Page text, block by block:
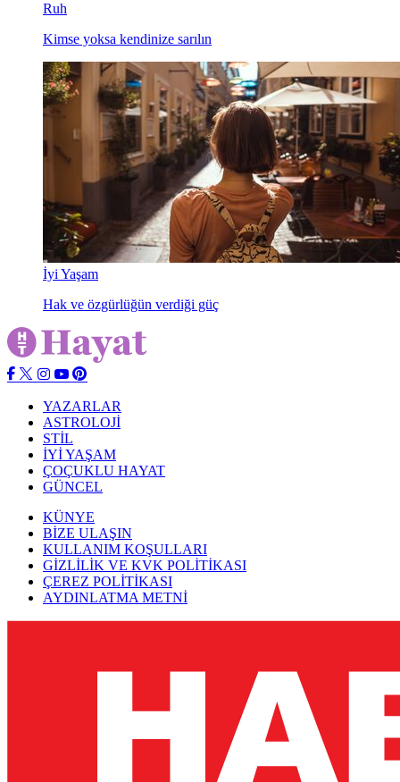
Ruh
Kimse yoksa kendinize sarılın
İyi Yaşam
Hak ve özgürlüğün verdiği güç
YAZARLAR
ASTROLOJİ
STİL
İYİ YAŞAM
ÇOÇUKLU HAYAT
GÜNCEL
KÜNYE
BİZE ULAŞIN
KULLANIM KOŞULLARI
GİZLİLİK VE KVK POLİTİKASI
ÇEREZ POLİTİKASI
AYDINLATMA METNİ